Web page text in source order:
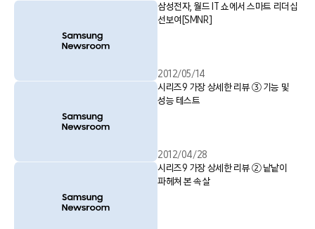
삼성전자, 월드 IT 쇼에서 스마트 리더십
선보여[SMNR]
2012/05/14
시리즈9 가장 상세한 리뷰 ③ 기능 및
성능 테스트
2012/04/28
시리즈9 가장 상세한 리뷰 ② 낱낱이
파헤쳐 본 속살